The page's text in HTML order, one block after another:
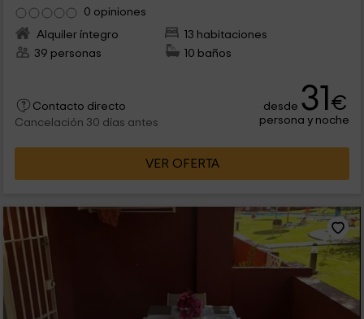
0 opiniones
Alquiler íntegro
13 habitaciones
39 personas
10 baños
Contacto directo
Cancelación 30 días antes
desde 31€
persona y noche
VER OFERTA